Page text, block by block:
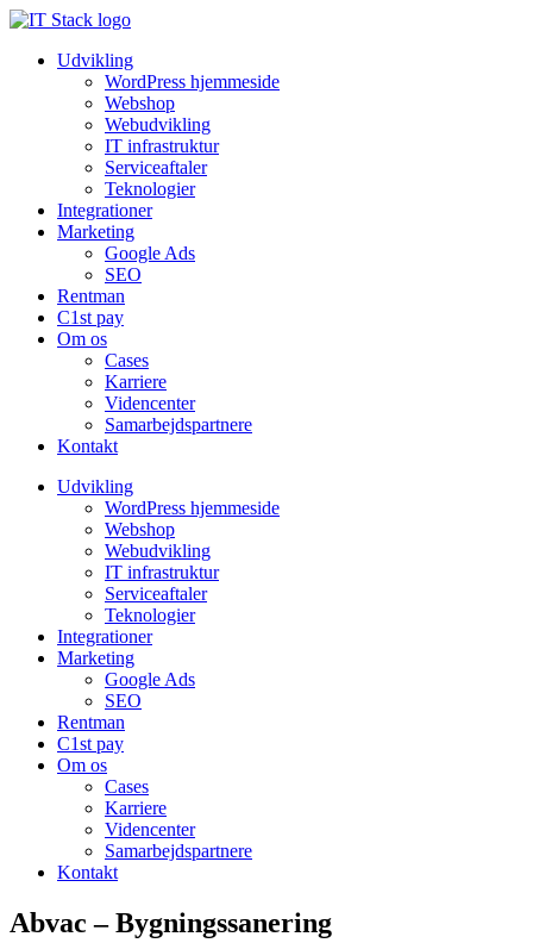
Udvikling
WordPress hjemmeside
Webshop
Webudvikling
IT infrastruktur
Serviceaftaler
Teknologier
Integrationer
Marketing
Google Ads
SEO
Rentman
C1st pay
Om os
Cases
Karriere
Videncenter
Samarbejdspartnere
Kontakt
Udvikling
WordPress hjemmeside
Webshop
Webudvikling
IT infrastruktur
Serviceaftaler
Teknologier
Integrationer
Marketing
Google Ads
SEO
Rentman
C1st pay
Om os
Cases
Karriere
Videncenter
Samarbejdspartnere
Kontakt
Abvac – Bygningssanering